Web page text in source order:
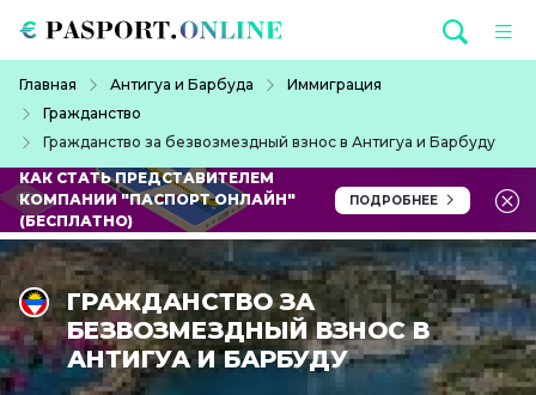
Главная Антигуа и Барбуда
Иммиграция
Гражданство
Гражданство за безвозмездный взнос в Антигуа и Барбуду
КАК СТАТЬ ПРЕДСТАВИТЕЛЕМ
КОМПАНИИ "ПАСПОРТ ОНЛАЙН"
(БЕСПЛАТНО)
ПОДРОБНЕЕ
ГРАЖДАНСТВО ЗА
БЕЗВОЗМЕЗДНЫЙ ВЗНОС В
АНТИГУА И БАРБУДУ